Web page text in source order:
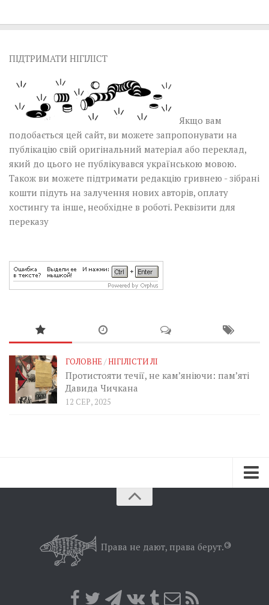
ПІДТРИМАТИ НІГІЛІСТ
Якщо вам
подобається цей сайт, ви можете запропонувати на
публікацію свій оригінальний матеріал або переклад,
який до цього не публікувався українською мовою.
Також ви можете підтримати редакцію гривнею - зібрані
кошти підуть на залучення нових авторів, оплату
хостингу та інше, необхідне в роботі. Реквізити для
переказу
ГОЛОВНЕ/НІГІЛІСТИ ЛІ
Протистояти течії, не кам’яніючи: пам’яті
Давида Чичкана
12 СЕР, 2025
Позиція
Права не дают, права берут.©